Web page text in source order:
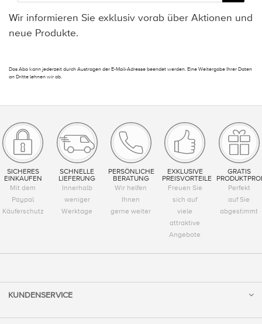
Wir informieren Sie exklusiv vorab über Aktionen und
neue Produkte.
Das Abo kann jederzeit durch Austragen der E-Mail-Adresse beendet werden. Eine Weitergabe Ihrer Daten
an Dritte lehnen wir ab.
SICHERES
EINKAUFEN
Mit dem
Paypal
Käuferschutz
SCHNELLE
LIEFERUNG
Innerhalb
weniger
Werktage
PERSÖNLICHE
BERATUNG
Wir helfen
Ihnen
gerne weiter
EXKLUSIVE
PREISVORTEILE
Freuen Sie
sich auf
viele
attraktive
Angebote
GRATIS
Perfekt
auf Sie
abgestimmt
KUNDENSERVICE